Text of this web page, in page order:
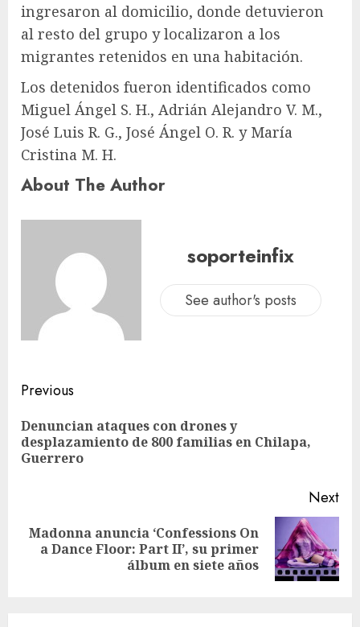
ingresaron al domicilio, donde detuvieron
al resto del grupo y localizaron a los
migrantes retenidos en una habitación.
Los detenidos fueron identificados como
Miguel Ángel S. H., Adrián Alejandro V. M.,
José Luis R. G., José Ángel O. R. y María
Cristina M. H.
About The Author
soporteinfix
See author's posts
Previous
Denuncian ataques con drones y
desplazamiento de 800 familias en Chilapa,
Guerrero
Next
Madonna anuncia ‘Confessions On
a Dance Floor: Part II’, su primer
álbum en siete años